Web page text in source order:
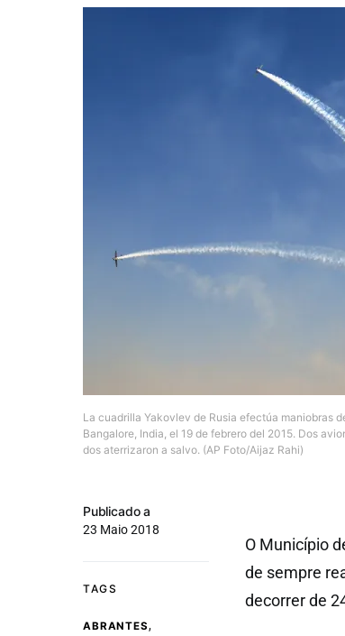
La cuadrilla Yakovlev de Rusia efectúa maniobras
Bangalore, India, el 19 de febrero del 2015. Dos
dos aterrizaron a salvo. (AP Foto/Aijaz Rahi)
Publicado a
23 Maio 2018
TAGS
ABRANTES,
O Município
de sempre
decorrer de